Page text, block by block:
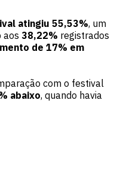
atingiu 55,53%, um
aos 38,22% registrados
de 17% em
com o festival
abaixo, quando havia